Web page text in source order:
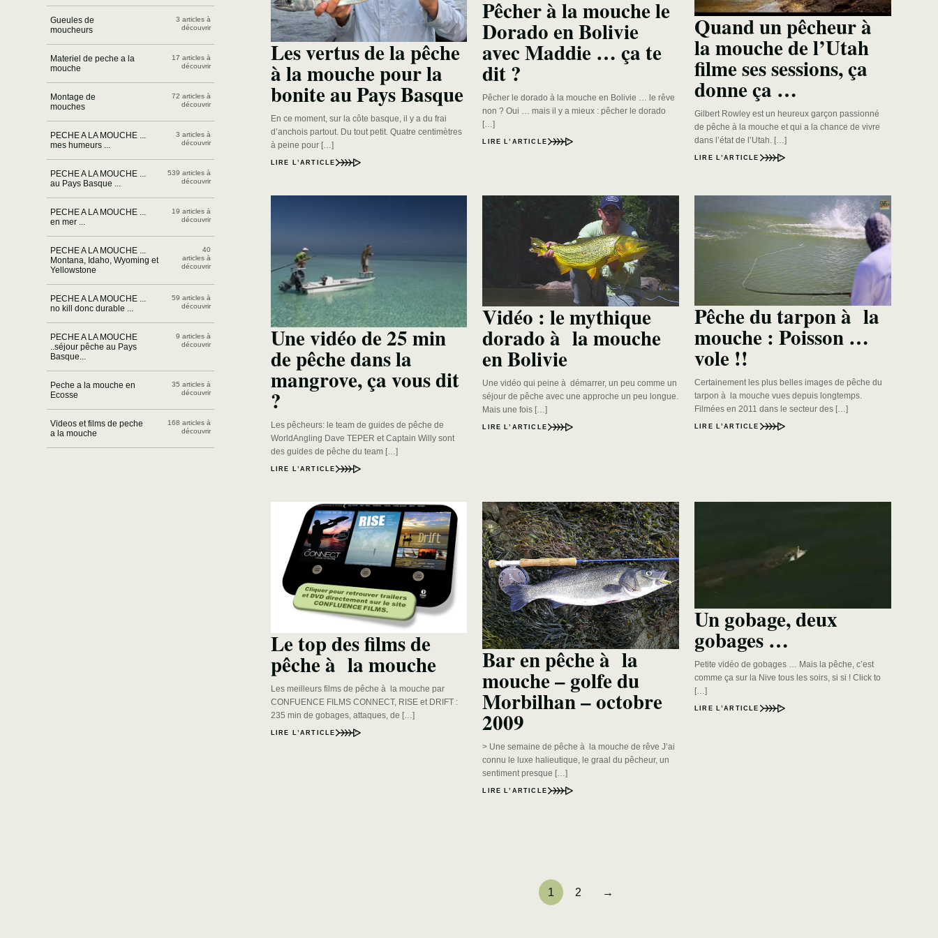
Gueules de
moucheurs
3 articles à
découvrir
Materiel de peche a la
mouche
17 articles à
découvrir
Montage de
mouches
72 articles à
découvrir
PECHE A LA MOUCHE ...
mes humeurs ...
3 articles à
découvrir
PECHE A LA MOUCHE ...
au Pays Basque ...
539 articles à
découvrir
PECHE A LA MOUCHE ...
en mer ...
19 articles à
découvrir
PECHE A LA MOUCHE ...
Montana, Idaho, Wyoming et
Yellowstone
40
articles à
découvrir
PECHE A LA MOUCHE ...
no kill donc durable ...
59 articles à
découvrir
PECHE A LA MOUCHE
..séjour pêche au Pays
Basque...
9 articles à
découvrir
Peche a la mouche en
Ecosse
35 articles à
découvrir
Videos et films de peche
a la mouche
168 articles à
découvrir
Les vertus de la pêche
à la mouche pour la
bonite au Pays Basque
En ce moment, sur la côte basque, il y a du frai
d’anchois partout. Du tout petit. Quatre centimètres
à peine pour […]
LIRE L’ARTICLE
Pêcher à la mouche le
Dorado en Bolivie
avec Maddie … ça te
dit ?
Pêcher le dorado à la mouche en Bolivie … le rêve
non ? Oui … mais il y a mieux : pêcher le dorado
[…]
LIRE L’ARTICLE
Quand un pêcheur à
la mouche de l’Utah
filme ses sessions, ça
donne ça …
Gilbert Rowley est un heureux garçon passionné
de pêche à la mouche et qui a la chance de vivre
dans l’état de l’Utah. […]
LIRE L’ARTICLE
Une vidéo de 25 min
de pêche dans la
mangrove, ça vous dit
?
Les pêcheurs: le team de guides de pêche de
WorldAngling Dave TEPER et Captain Willy sont
des guides de pêche du team […]
LIRE L’ARTICLE
Vidéo : le mythique
dorado à la mouche
en Bolivie
Une vidéo qui peine à démarrer, un peu comme un
séjour de pêche avec une approche un peu longue.
Mais une fois […]
LIRE L’ARTICLE
Pêche du tarpon à la
mouche : Poisson …
vole !!
Certainement les plus belles images de pêche du
tarpon à la mouche vues depuis longtemps.
Filmées en 2011 dans le secteur des […]
LIRE L’ARTICLE
Le top des films de
pêche à la mouche
Les meilleurs films de pêche à la mouche par
CONFUENCE FILMS CONNECT, RISE et DRIFT :
235 min de gobages, attaques, de […]
LIRE L’ARTICLE
Bar en pêche à la
mouche – golfe du
Morbilhan – octobre
2009
> Une semaine de pêche à la mouche de rêve J’ai
connu le luxe halieutique, le graal du pêcheur, un
sentiment presque […]
LIRE L’ARTICLE
Un gobage, deux
gobages …
Petite vidéo de gobages … Mais la pêche, c’est
comme ça sur la Nive tous les soirs, si si ! Click to
[…]
LIRE L’ARTICLE
1 2 →